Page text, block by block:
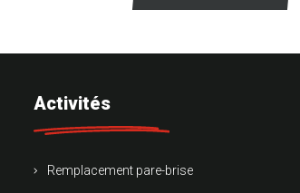
Activités
Remplacement pare-brise